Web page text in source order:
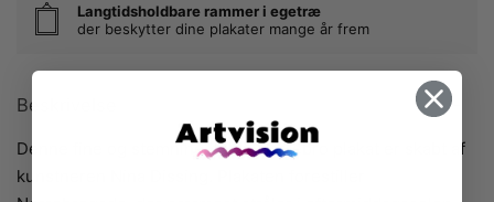
Langtidsholdbare rammer i egetræ
der beskytter dine plakater mange år frem
Beskrivelse
Denne fine og stemningsfulde Nørrebro plakat er skabt af
kunstneren Nina Dissing. Plakaten forestiller